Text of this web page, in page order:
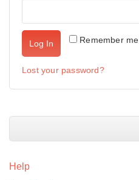
Remember me
Log In
Lost your password?
Help